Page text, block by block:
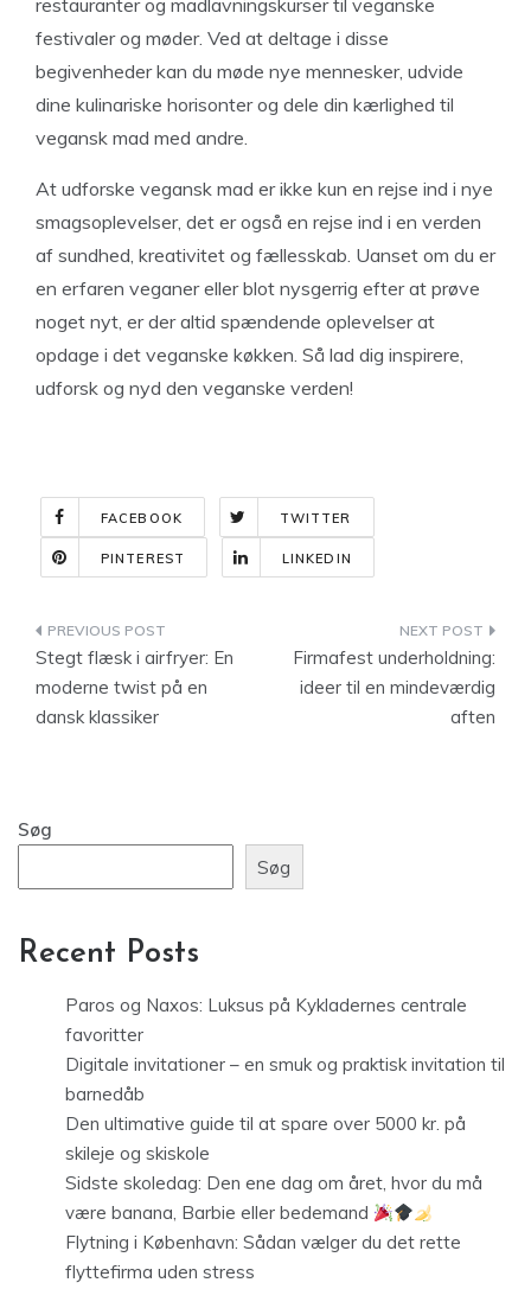
restauranter og madlavningskurser til veganske
festivaler og møder. Ved at deltage i disse
begivenheder kan du møde nye mennesker, udvide
dine kulinariske horisonter og dele din kærlighed til
vegansk mad med andre.
At udforske vegansk mad er ikke kun en rejse ind i nye
smagsoplevelser, det er også en rejse ind i en verden
af ​​sundhed, kreativitet og fællesskab. Uanset om du er
en erfaren veganer eller blot nysgerrig efter at prøve
noget nyt, er der altid spændende oplevelser at
opdage i det veganske køkken. Så lad dig inspirere,
udforsk og nyd den veganske verden!
FACEBOOK TWITTER
PINTEREST LINKEDIN
Indlægsnavigation
Stegt flæsk i airfryer: En
moderne twist på en
dansk klassiker
Firmafest underholdning:
ideer til en mindeværdig
aften
Søg
Søg
Recent Posts
Paros og Naxos: Luksus på Kykladernes centrale
favoritter
Digitale invitationer – en smuk og praktisk invitation til
barnedåb
Den ultimative guide til at spare over 5000 kr. på
skileje og skiskole
Sidste skoledag: Den ene dag om året, hvor du må
være banana, Barbie eller bedemand
Flytning i København: Sådan vælger du det rette
flyttefirma uden stress